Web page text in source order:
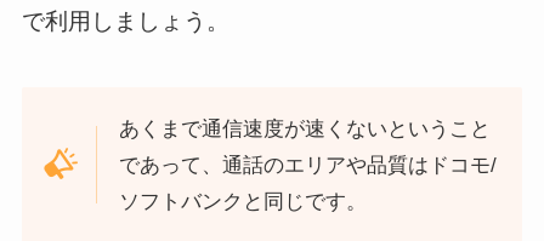
で利用しましょう。
あくまで通信速度が速くないということ
であって、通話のエリアや品質はドコモ/
ソフトバンクと同じです。